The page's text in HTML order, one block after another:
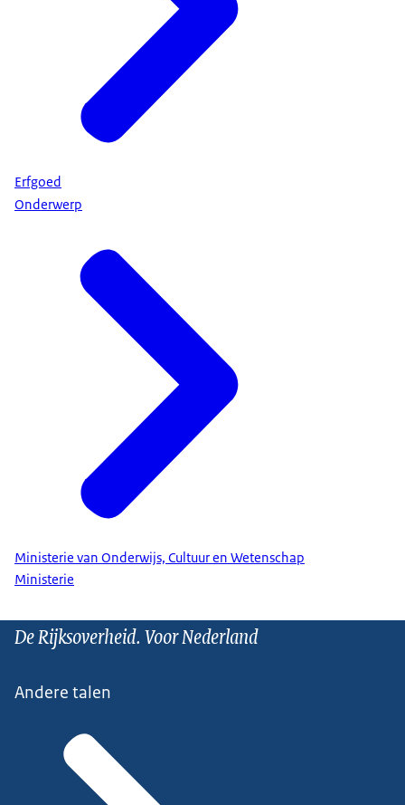
Erfgoed
Onderwerp
Ministerie van Onderwijs, Cultuur en Wetenschap
Ministerie
De Rijksoverheid. Voor Nederland
Andere talen